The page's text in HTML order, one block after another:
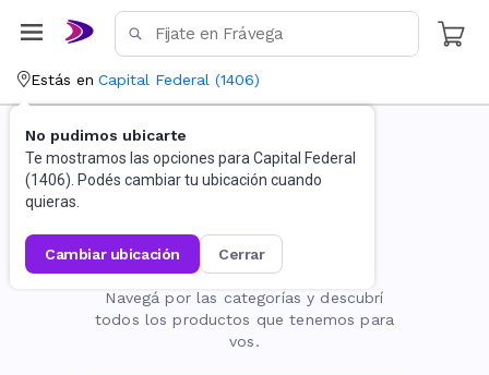
Estás en Capital Federal (1406)
No pudimos ubicarte
Te mostramos las opciones para Capital Federal
(1406). Podés cambiar tu ubicación cuando
quieras.
cambiar ubicación cerrar
La página no existe
Navegá por las categorías y descubrí
todos los productos que tenemos para
vos.